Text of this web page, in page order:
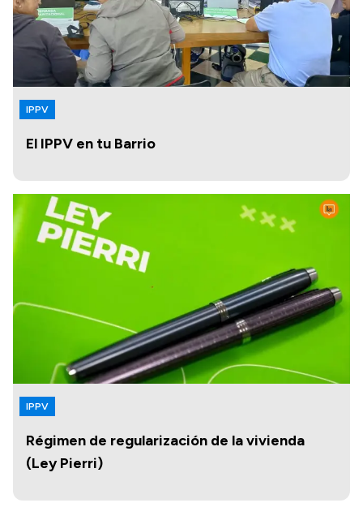
El IPPV en tu Barrio
IPPV
Régimen de regularización de la vivienda
(Ley Pierri)
IPPV